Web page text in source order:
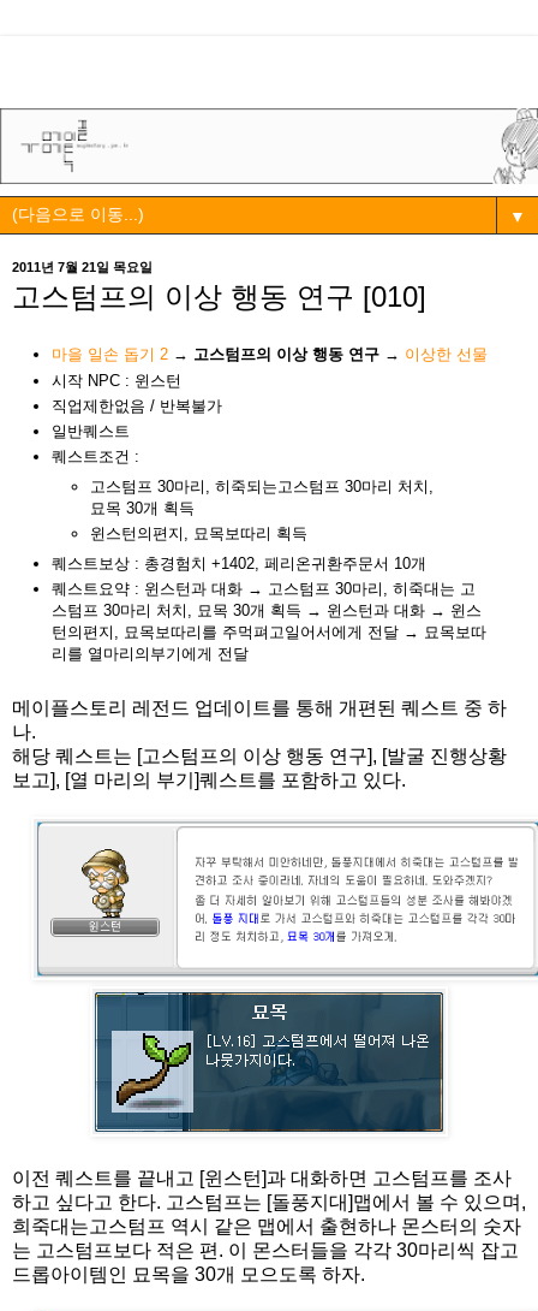
▼
2011년 7월 21일 목요일
고스텀프의 이상 행동 연구 [010]
마을 일손 돕기 2→ 고스텀프의 이상 행동 연구→ 이상한 선물
시작 NPC : 윈스턴
직업제한없음 / 반복불가
일반퀘스트
퀘스트조건 :
고스텀프 30마리, 히죽되는고스텀프 30마리 처치,
묘목 30개 획득
윈스턴의편지, 묘목보따리 획득
퀘스트보상 : 총경험치 +1402, 페리온귀환주문서 10개
퀘스트요약 : 윈스턴과 대화 → 고스텀프 30마리, 히죽대는 고
스텀프 30마리 처치, 묘목 30개 획득 → 윈스턴과 대화 → 윈스
턴의편지, 묘목보따리를 주먹펴고일어서에게 전달 → 묘목보따
리를 열마리의부기에게 전달
메이플스토리 레전드 업데이트를 통해 개편된 퀘스트 중 하
나.
해당 퀘스트는 [고스텀프의 이상 행동 연구], [발굴 진행상황
보고], [열 마리의 부기]퀘스트를 포함하고 있다.
이전 퀘스트를 끝내고 [윈스턴]과 대화하면 고스텀프를 조사
하고 싶다고 한다. 고스텀프는 [돌풍지대]맵에서 볼 수 있으며,
희죽대는고스텀프 역시 같은 맵에서 출현하나 몬스터의 숫자
는 고스텀프보다 적은 편. 이 몬스터들을 각각 30마리씩 잡고
드롭아이템인 묘목을 30개 모으도록 하자.